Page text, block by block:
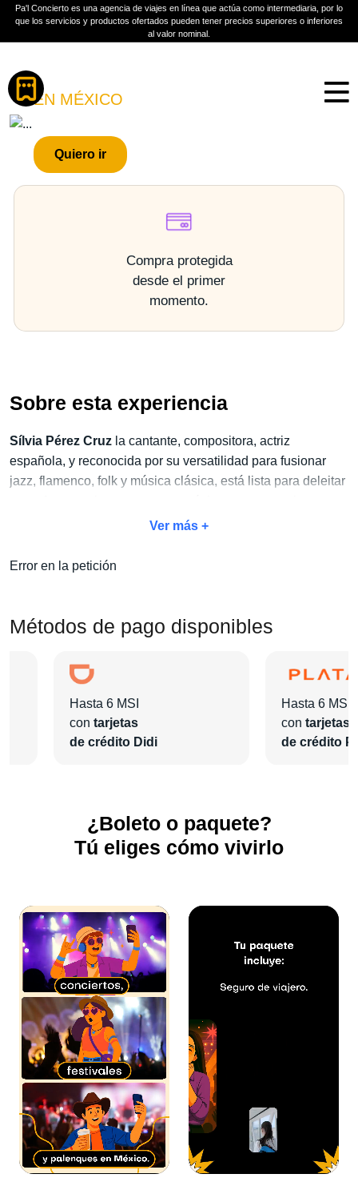
Pa'l Concierto es una agencia de viajes en línea que actúa como intermediaria, por lo
que los servicios y productos ofertados pueden tener precios superiores o inferiores
al valor nominal.
Boletos
SÍLVIA PÉREZ CRUZ
EN MÉXICO
Quiero ir
Compra protegida
desde el primer
momento.
Sobre esta experiencia
Sílvia Pérez Cruz la cantante, compositora, actriz
española, y reconocida por su versatilidad para fusionar
jazz, flamenco, folk y música clásica, está lista para deleitar
No dejes pasar la oportunidad de vivir este espectáculo
sino también de todas las amenidades adicionales que
harán de tu estancia algo inolvidable:
desayunos y mucho más
Elige tu categoría de boleto favorita, selecciona el hotel que
más te guste y agrega las actividades extras que desees.
Ver más +
Error en la petición
Métodos de pago disponibles
Hasta 6 MSI
con tarjetas
de crédito Didi
Hasta 6 MSI
con tarjetas
de crédito
¿Boleto o paquete?
Tú eliges cómo vivirlo